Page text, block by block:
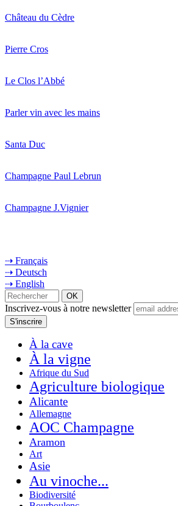
Château du Cèdre
Pierre Cros
Le Clos l’Abbé
Parler vin avec les mains
Santa Duc
Champagne Paul Lebrun
Champagne J.Vignier
⇢ Français
⇢ Deutsch
⇢ English
Inscrivez-vous à notre newsletter
À la cave
À la vigne
Afrique du Sud
Agriculture biologique
Alicante
Allemagne
AOC Champagne
Aramon
Art
Asie
Au vinoche...
Biodiversité